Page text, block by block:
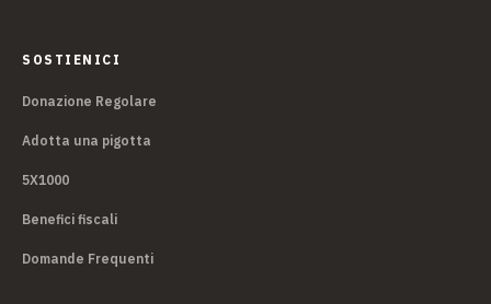
SOSTIENICI
Donazione Regolare
Adotta una pigotta
5X1000
Benefici fiscali
Domande Frequenti